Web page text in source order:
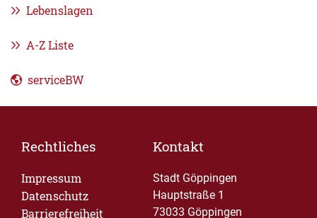
Lebenslagen
A-Z Liste
serviceBW
Rechtliches
Impressum
Datenschutz
Barrierefreiheit
Kontakt
Stadt Göppingen
Hauptstraße 1
73033 Göppingen